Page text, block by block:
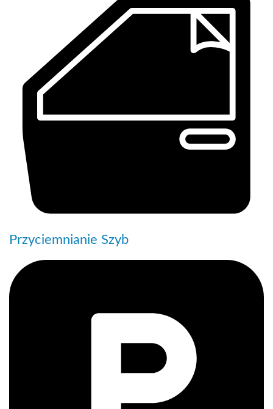
Przyciemnianie Szyb